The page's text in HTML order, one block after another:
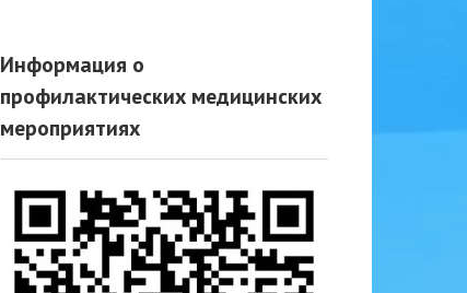
Информация о
профилактических медицинских
мероприятиях